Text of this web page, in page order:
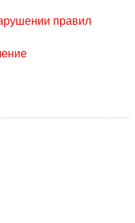
правил